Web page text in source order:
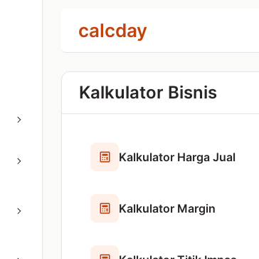
calcday
Kalkulator Bisnis
Kalkulator Harga Jual
Kalkulator Margin